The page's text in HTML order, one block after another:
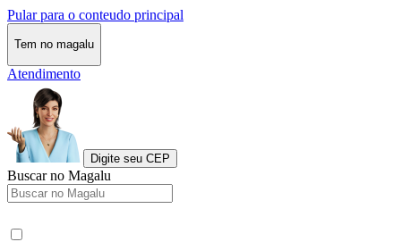
Pular para o conteudo principal
Tem no magalu
Atendimento
Digite seu CEP
Buscar no Magalu